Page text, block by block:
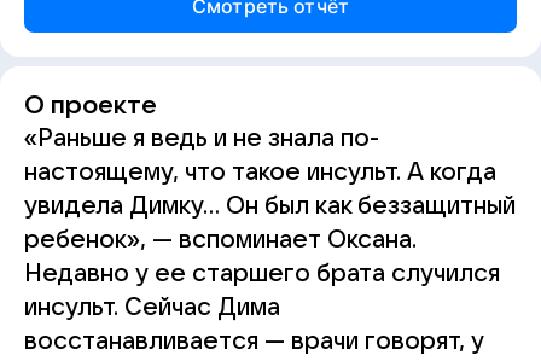
Смотреть отчёт
О проекте
«Раньше я ведь и не знала по-
настоящему, что такое инсульт. А когда
увидела Димку… Он был как беззащитный
ребенок», — вспоминает Оксана.
Недавно у ее старшего брата случился
инсульт. Сейчас Дима
восстанавливается — врачи говорят, у